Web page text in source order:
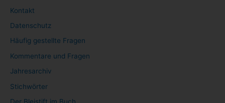
Kontakt
Datenschutz
Häufig gestellte Fragen
Kommentare und Fragen
Jahresarchiv
Stichwörter